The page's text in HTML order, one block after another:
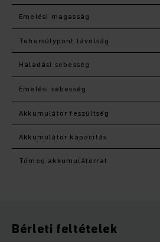
Emelési magasság
Tehersúlypont távolság
Haladási sebesség
Emelési sebesség
Akkumulátor feszültség
Akkumulátor kapacitás
Tömeg akkumulátorral
Bérleti feltételek